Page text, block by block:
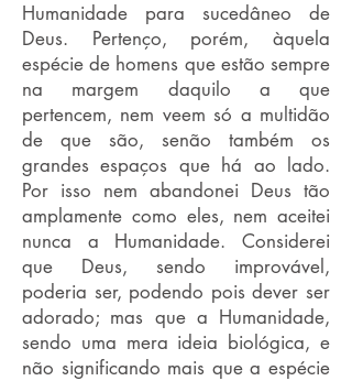
Humanidade para sucedâneo de
Deus. Pertenço, porém, àquela
espécie de homens que estão sempre
na margem daquilo a que
pertencem, nem veem só a multidão
de que são, senão também os
grandes espaços que há ao lado.
Por isso nem abandonei Deus tão
amplamente como eles, nem aceitei
nunca a Humanidade. Considerei
que Deus, sendo improvável,
poderia ser, podendo pois dever ser
adorado; mas que a Humanidade,
sendo uma mera ideia biológica, e
não significando mais que a espécie